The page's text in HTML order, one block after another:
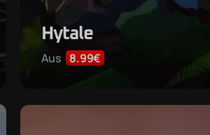
Hytale
Aus 8.99€